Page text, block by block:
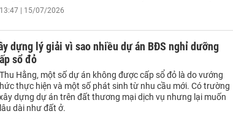
13:47 | 15/07/2026
dựng lý giải vì sao nhiều dự án BĐS nghỉ dưỡng
sổ đỏ
Hằng, một số dự án không được cấp sổ đỏ là do vướng
thực hiện và một số phát sinh từ nhu cầu mới. Có trường
dựng dự án trên đất thương mại dịch vụ nhưng lại muốn
dài như đất ở.